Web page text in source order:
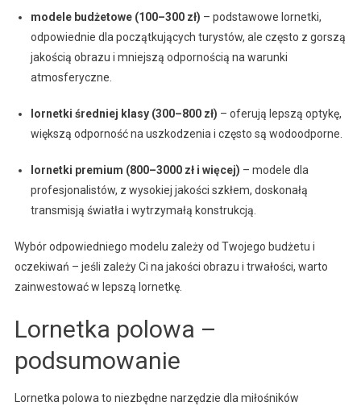
modele budżetowe (100–300 zł) – podstawowe lornetki,
odpowiednie dla początkujących turystów, ale często z gorszą
jakością obrazu i mniejszą odpornością na warunki
atmosferyczne.
lornetki średniej klasy (300–800 zł) – oferują lepszą optykę,
większą odporność na uszkodzenia i często są wodoodporne.
lornetki premium (800–3000 zł i więcej) – modele dla
profesjonalistów, z wysokiej jakości szkłem, doskonałą
transmisją światła i wytrzymałą konstrukcją.
Wybór odpowiedniego modelu zależy od Twojego budżetu i
oczekiwań – jeśli zależy Ci na jakości obrazu i trwałości, warto
zainwestować w lepszą lornetkę.
Lornetka polowa –
podsumowanie
Lornetka polowa to niezbędne narzędzie dla miłośników